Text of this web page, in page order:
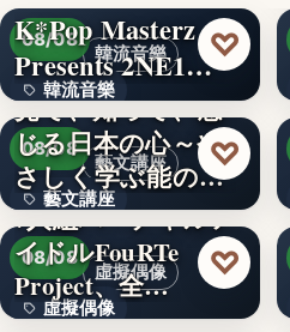
韓流音樂
08/08
韓流音樂
文字
K*Pop Masterz
Presents 2NE1…
♡
藝文講座
08/08
藝文講座
1,000円
見て、知って、感
じる日本の心～や
さしく学ぶ能の世
界へ
♡
虛擬偶像
08/08
虛擬偶像
7人組バーチャルア
イドルFouRTe
Project、全…
♡